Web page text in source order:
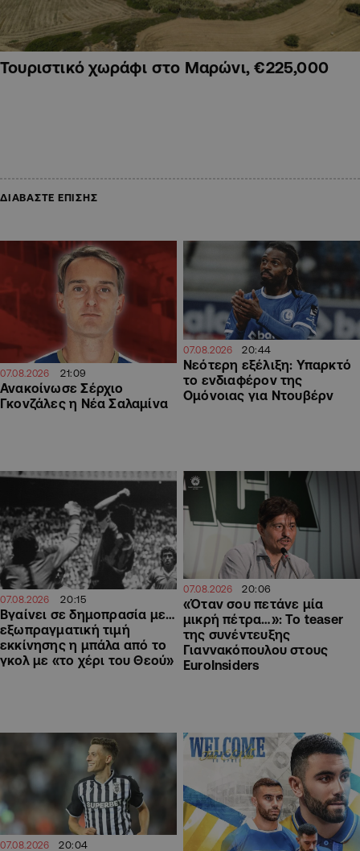
Τουριστικό χωράφι στο Μαρώνι, €225,000
ΔΙΑΒΑΣΤΕ ΕΠΙΣΗΣ
07.08.2026 21:09
Ανακοίνωσε Σέρχιο
Γκονζάλες η Νέα Σαλαμίνα
07.08.2026 20:44
Νεότερη εξέλιξη: Υπαρκτό
το ενδιαφέρον της
Ομόνοιας για Ντουβέρν
07.08.2026 20:15
Βγαίνει σε δημοπρασία με…
εξωπραγματική τιμή
εκκίνησης η μπάλα από το
γκολ με «το χέρι του Θεού»
07.08.2026 20:06
«Όταν σου πετάνε μία
μικρή πέτρα…»: Το teaser
της συνέντευξης
Γιαννακόπουλου στους
EuroInsiders
07.08.2026 20:04